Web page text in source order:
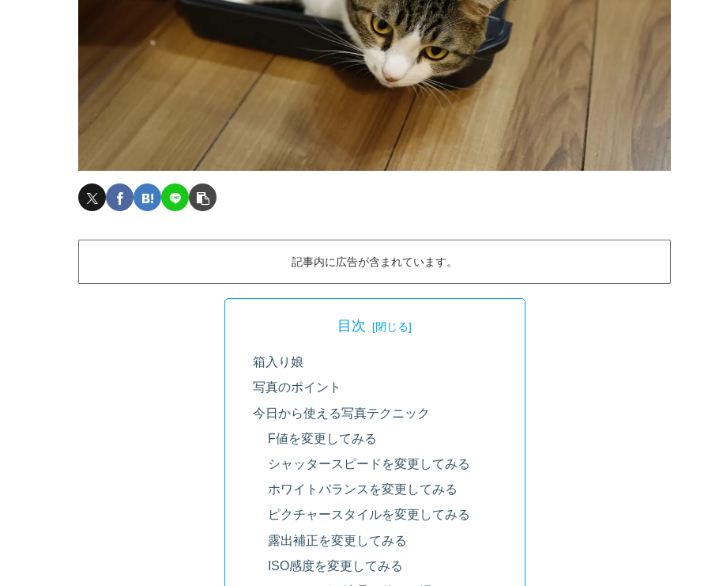
記事内に広告が含まれています。
目次
箱入り娘
写真のポイント
今日から使える写真テクニック
F値を変更してみる
シャッタースピードを変更してみる
ホワイトバランスを変更してみる
ピクチャースタイルを変更してみる
露出補正を変更してみる
ISO感度を変更してみる